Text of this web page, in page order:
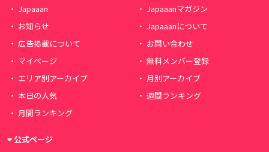
Japaaan
Japaaanマガジン
お知らせ
Japaaanについて
広告掲載について
お問い合わせ
マイページ
無料メンバー登録
エリア別アーカイブ
月別アーカイブ
本日の人気
週間ランキング
月間ランキング
公式ページ